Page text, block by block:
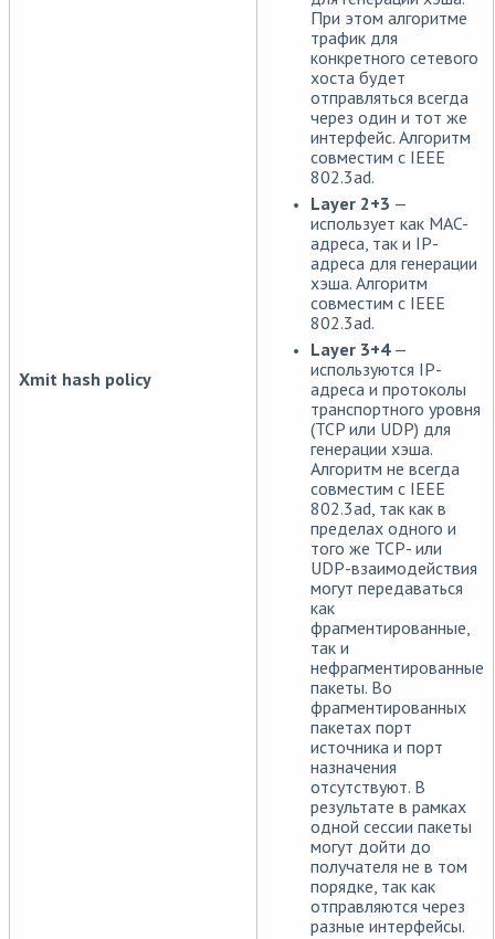
Xmit hash policy
При этом алгоритме
трафик для
конкретного сетевого
хоста будет
отправляться всегда
через один и тот же
интерфейс. Алгоритм
совместим с IEEE
802.3ad.
Layer 2+3 —
использует как MAC-
адреса, так и IP-
адреса для генерации
хэша. Алгоритм
совместим с IEEE
802.3ad.
Layer 3+4—
используются IP-
адреса и протоколы
транспортного уровня
(TCP или UDP) для
генерации хэша.
Алгоритм не всегда
совместим с IEEE
802.3ad, так как в
пределах одного и
того же TCP- или
UDP-взаимодействия
могут передаваться
как
фрагментированные,
так и
нефрагментированные
пакеты. Во
фрагментированных
пакетах порт
источника и порт
назначения
отсутствуют. В
результате в рамках
одной сессии пакеты
могут дойти до
получателя не в том
порядке, так как
отправляются через
разные интерфейсы.